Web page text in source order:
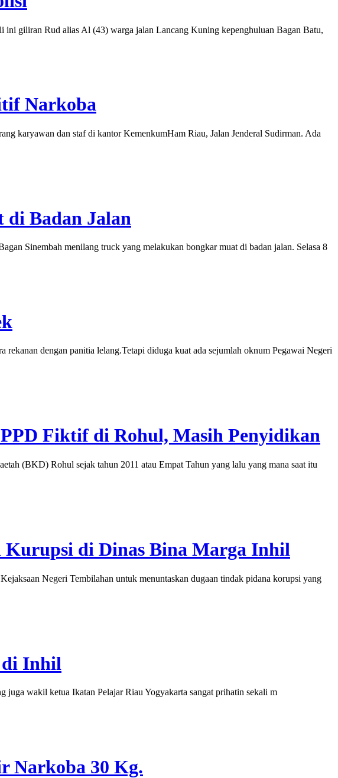
giliran Rud alias Al (43) warga jalan Lancang Kuning kepenghuluan Bagan Batu,
Narkoba
karyawan dan staf di kantor KemenkumHam Riau, Jalan Jenderal Sudirman. Ada
di Badan Jalan
Sinembah menilang truck yang melakukan bongkar muat di badan jalan. Selasa 8
dengan panitia lelang.Tetapi diduga kuat ada sejumlah oknum Pegawai Negeri
Fiktif di Rohul, Masih Penyidikan
(BKD) Rohul sejak tahun 2011 atau Empat Tahun yang lalu yang mana saat itu
Kurupsi di Dinas Bina Marga Inhil
Negeri Tembilahan untuk menuntaskan dugaan tindak pidana korupsi yang
di Inhil
wakil ketua Ikatan Pelajar Riau Yogyakarta sangat prihatin sekali m
Narkoba 30 Kg.